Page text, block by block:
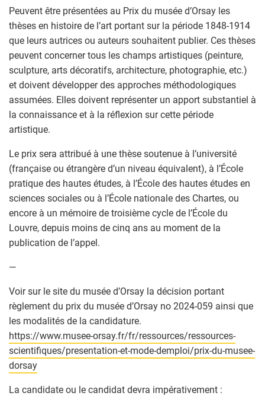
Peuvent être présentées au Prix du musée d’Orsay les
thèses en histoire de l’art portant sur la période 1848-1914
que leurs autrices ou auteurs souhaitent publier. Ces thèses
peuvent concerner tous les champs artistiques (peinture,
sculpture, arts décoratifs, architecture, photographie, etc.)
et doivent développer des approches méthodologiques
assumées. Elles doivent représenter un apport substantiel à
la connaissance et à la réflexion sur cette période
artistique.
Le prix sera attribué à une thèse soutenue à l’université
(française ou étrangère d’un niveau équivalent), à l’École
pratique des hautes études, à l’École des hautes études en
sciences sociales ou à l’École nationale des Chartes, ou
encore à un mémoire de troisième cycle de l’École du
Louvre, depuis moins de cinq ans au moment de la
publication de l’appel.
—
Voir sur le site du musée d’Orsay la décision portant
règlement du prix du musée d’Orsay no 2024-059 ainsi que
les modalités de la candidature.
https://www.musee-orsay.fr/fr/ressources/ressources-
scientifiques/presentation-et-mode-demploi/prix-du-musee-
dorsay
La candidate ou le candidat devra impérativement :